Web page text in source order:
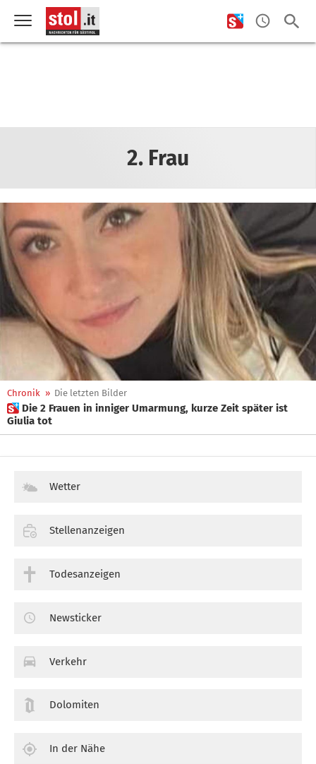
2. Frau
Chronik » Die letzten Bilder
 Die 2 Frauen in inniger Umarmung, kurze Zeit später ist
Giulia tot
Wetter
Stellenanzeigen
Todesanzeigen
Newsticker
Verkehr
Dolomiten
In der Nähe